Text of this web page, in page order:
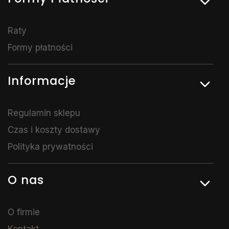
Raty
Formy płatności
Informacje
Regulamin sklepu
Czas i koszty dostawy
Polityka prywatności
O nas
O firmie